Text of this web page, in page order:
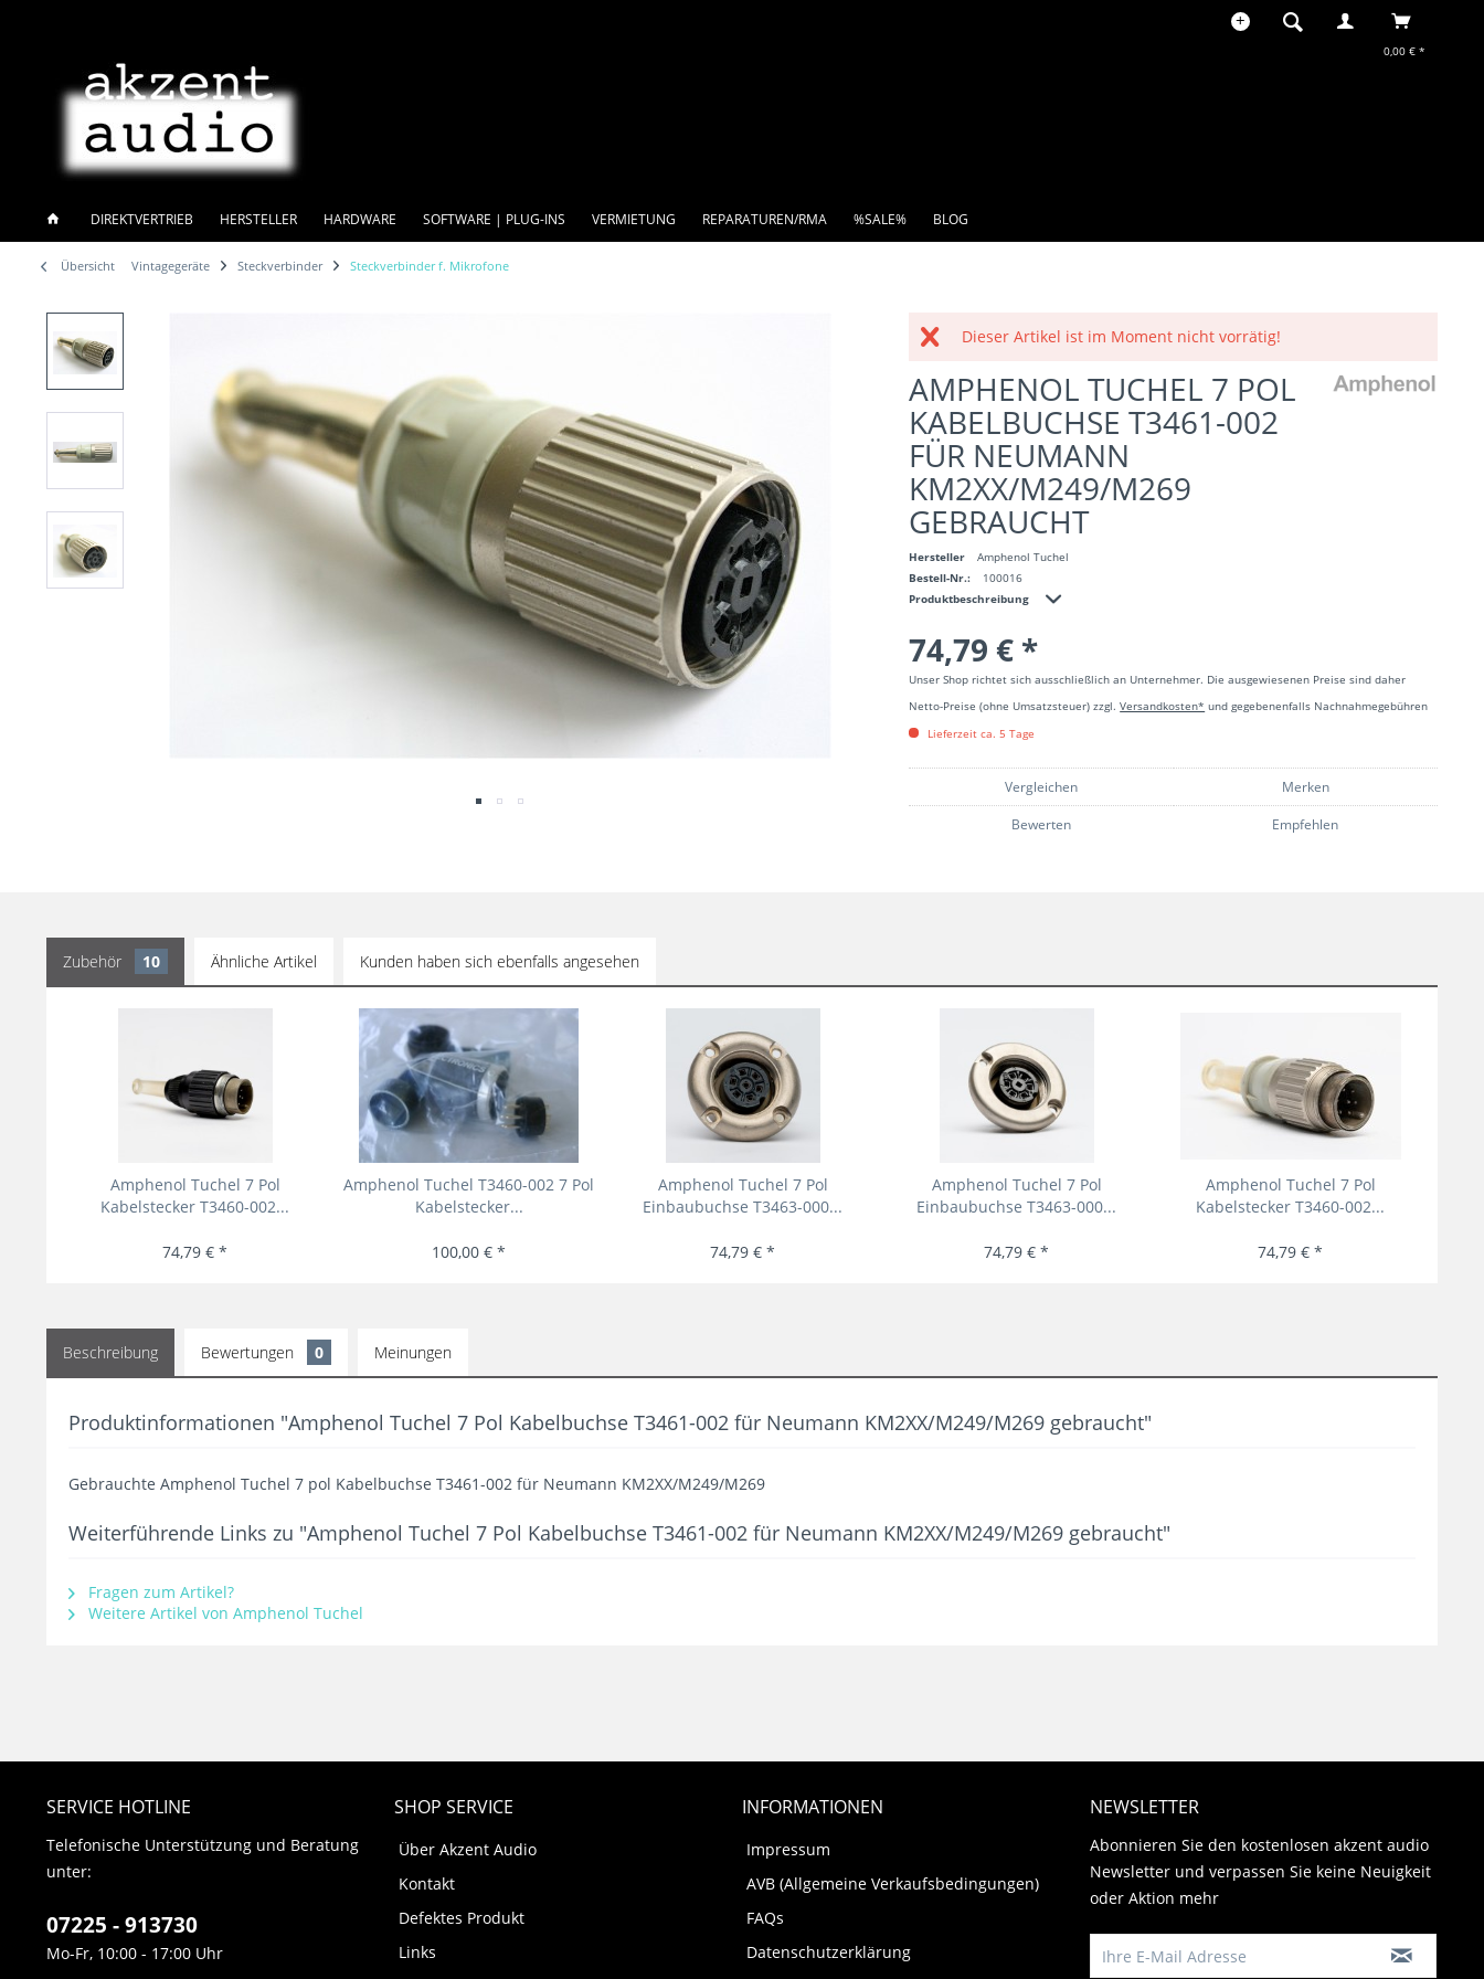
0,00 € *
DIREKTVERTRIEB HERSTELLER HARDWARE SOFTWARE | PLUG-INS VERMIETUNG REPARATUREN/RMA %SALE% BLOG
Übersicht Vintagegeräte Steckverbinder Steckverbinder f. Mikrofone
Dieser Artikel ist im Moment nicht vorrätig!
AMPHENOL TUCHEL 7 POL
KABELBUCHSE T3461-002
FÜR NEUMANN
KM2XX/M249/M269
GEBRAUCHT
Hersteller
Amphenol Tuchel
Bestell-Nr.:
100016
Produktbeschreibung
74,79 € *
Unser Shop richtet sich ausschließlich an Unternehmer. Die ausgewiesenen Preise sind daher
Netto-Preise (ohne Umsatzsteuer) zzgl.Versandkosten* und gegebenenfalls Nachnahmegebühren
Lieferzeit ca. 5 Tage
Vergleichen
Merken
Bewerten
Empfehlen
Zubehör 10 Ähnliche Artikel Kunden haben sich ebenfalls angesehen
Amphenol Tuchel 7 Pol
Kabelstecker T3460-002...
74,79 € *
Amphenol Tuchel T3460-002 7 Pol
Kabelstecker...
100,00 € *
Amphenol Tuchel 7 Pol
Einbaubuchse T3463-000...
74,79 € *
Amphenol Tuchel 7 Pol
Einbaubuchse T3463-000...
74,79 € *
Amphenol Tuchel 7 Pol
Kabelstecker T3460-002...
74,79 € *
Beschreibung Bewertungen 0 Meinungen
Produktinformationen "Amphenol Tuchel 7 Pol Kabelbuchse T3461-002 für Neumann KM2XX/M249/M269 gebraucht"
Gebrauchte Amphenol Tuchel 7 pol Kabelbuchse T3461-002 für Neumann KM2XX/M249/M269
Weiterführende Links zu "Amphenol Tuchel 7 Pol Kabelbuchse T3461-002 für Neumann KM2XX/M249/M269 gebraucht"
Fragen zum Artikel?
Weitere Artikel von Amphenol Tuchel
SERVICE HOTLINE
Telefonische Unterstützung und Beratung
unter:
07225 - 913730
Mo-Fr, 10:00 - 17:00 Uhr
SHOP SERVICE
Über Akzent Audio
Kontakt
Defektes Produkt
Links
INFORMATIONEN
Impressum
AVB (Allgemeine Verkaufsbedingungen)
FAQs
Datenschutzerklärung
NEWSLETTER
Abonnieren Sie den kostenlosen akzent audio
Newsletter und verpassen Sie keine Neuigkeit
oder Aktion mehr